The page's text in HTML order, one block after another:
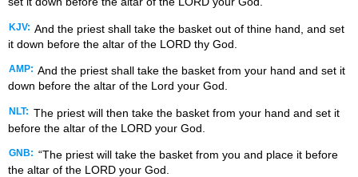
KJV: And the priest shall take the basket out of thine hand, and set
it down before the altar of the LORD thy God.
AMP: And the priest shall take the basket from your hand and set it
down before the altar of the Lord your God.
NLT: The priest will then take the basket from your hand and set it
before the altar of the LORD your God.
GNB: “The priest will take the basket from you and place it before
the altar of the LORD your God.